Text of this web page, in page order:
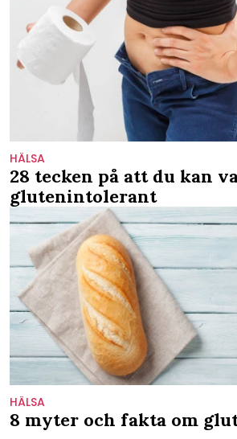
HÄLSA
28 tecken på att du kan
glutenintolerant
HÄLSA
8 myter och fakta om